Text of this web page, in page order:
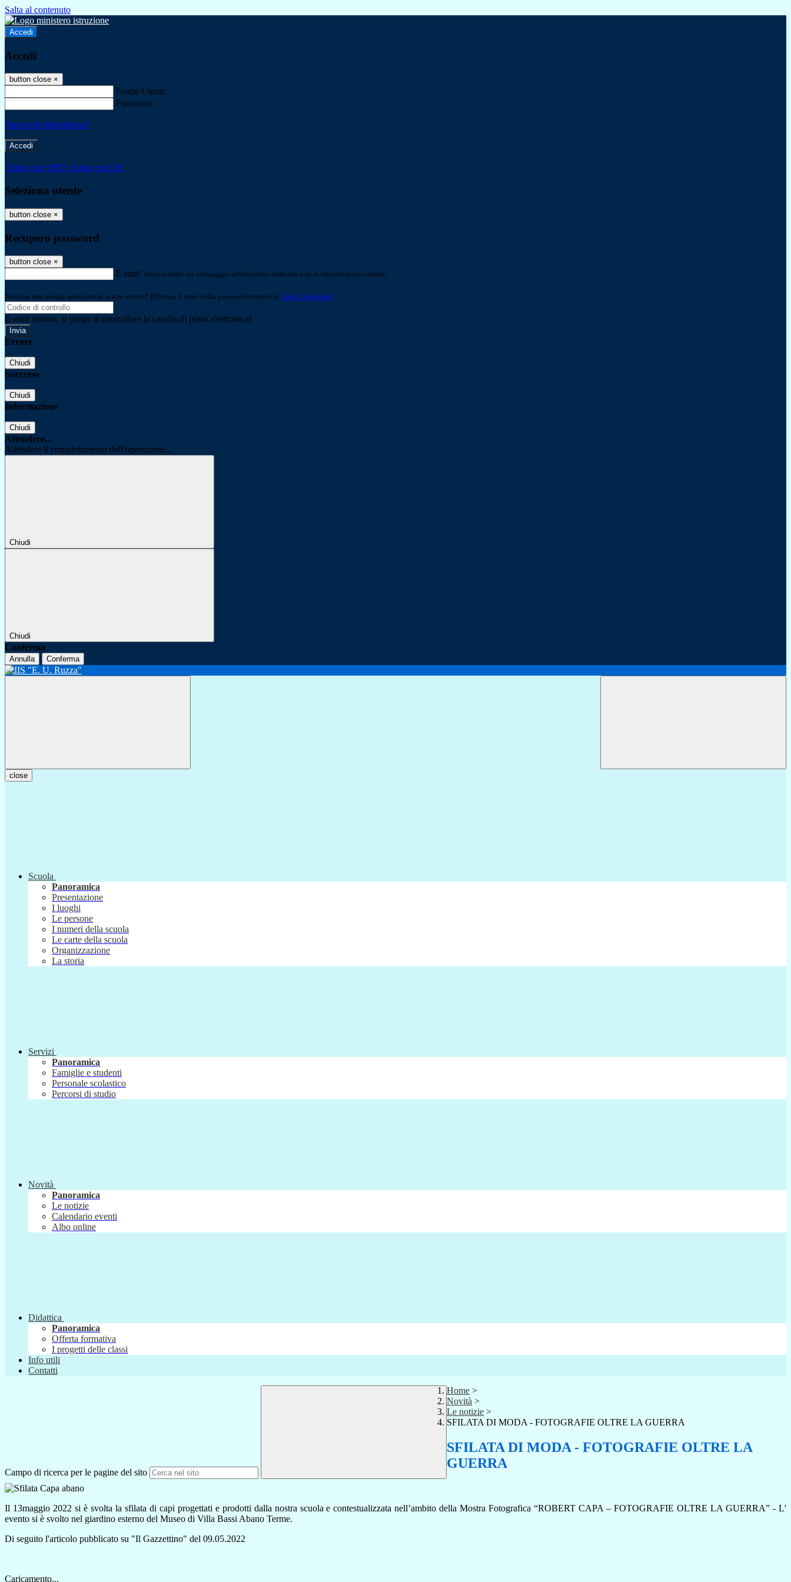
Salta al contenuto
Accedi
Accedi
button close ×
Nome Utente
Password
Password dimenticata?
-
Entra con SPID Entra con CIE
Seleziona utente
button close ×
Recupero password
button close ×
E-mail Verrà inviato un messaggio all'indirizzo indicato con le istruzioni necessarie.
Non hai una e-mail associata al nome utente? Effettua il reset della password tramite la Login Spaggiari
E-mail inviata, si prega di controllare la casella di posta elettronica!
Errore
Chiudi
Successo
Chiudi
Informazione
Chiudi
Attendere...
Attendere il completamento dell'operazione...
Chiudi
Chiudi
Conferma
Annulla Conferma
close
Scuola
Panoramica
Presentazione
I luoghi
Le persone
I numeri della scuola
Le carte della scuola
Organizzazione
La storia
Servizi
Panoramica
Famiglie e studenti
Personale scolastico
Percorsi di studio
Novità
Panoramica
Le notizie
Calendario eventi
Albo online
Didattica
Panoramica
Offerta formativa
I progetti delle classi
Info utili
Contatti
Campo di ricerca per le pagine del sito
Home >
Novità >
Le notizie >
SFILATA DI MODA - FOTOGRAFIE OLTRE LA GUERRA
SFILATA DI MODA - FOTOGRAFIE OLTRE LA
GUERRA
Il 13maggio 2022 si è svolta la sfilata di capi progettati e prodotti dalla nostra scuola e contestualizzata nell’ambito della Mostra Fotografica “ROBERT CAPA – FOTOGRAFIE OLTRE LA GUERRA” - L'
evento si è svolto nel giardino esterno del Museo di Villa Bassi Abano Terme.
Di seguito l'articolo pubblicato su "Il Gazzettino" del 09.05.2022
Caricamento...